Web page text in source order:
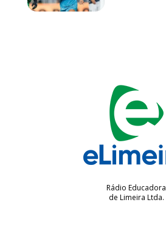
Rádio Educadora
de Limeira Ltda.